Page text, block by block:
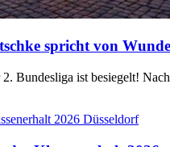
spricht von
Bundesliga ist besiegelt!
Düsseldorf